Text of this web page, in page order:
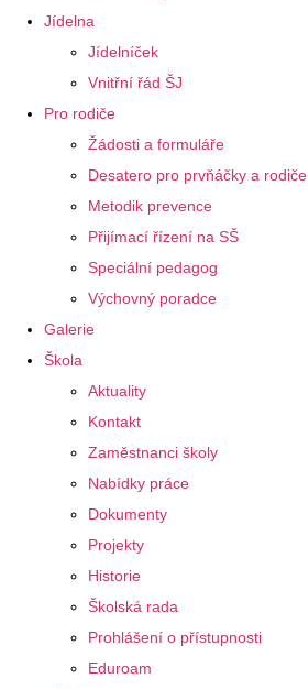
Jídelna
Jídelníček
Vnitřní řád ŠJ
Pro rodiče
Žádosti a formuláře
Desatero pro prvňáčky a rodiče
Metodik prevence
Přijímací řízení na SŠ
Speciální pedagog
Výchovný poradce
Galerie
Škola
Aktuality
Kontakt
Zaměstnanci školy
Nabídky práce
Dokumenty
Projekty
Historie
Školská rada
Prohlášení o přístupnosti
Eduroam